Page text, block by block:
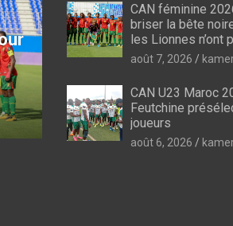
COUPE DU CAMEROUN
Coupe du Cameroun :
le programme des
de finale
août 6, 2026 kamerfoot
CAN féminine
briser la bête
les Lionnes n’ont
août 7, 2026
CAN U23 Maroc
Feutchine
joueurs
août 6, 2026